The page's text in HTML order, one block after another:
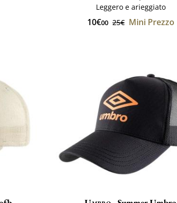
Leggero e arieggiato
10€00 25€ Mini Prezzo